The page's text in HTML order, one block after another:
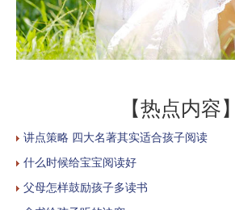
【热点内容】
讲点策略 四大名著其实适合孩子阅读
什么时候给宝宝阅读好
父母怎样鼓励孩子多读书